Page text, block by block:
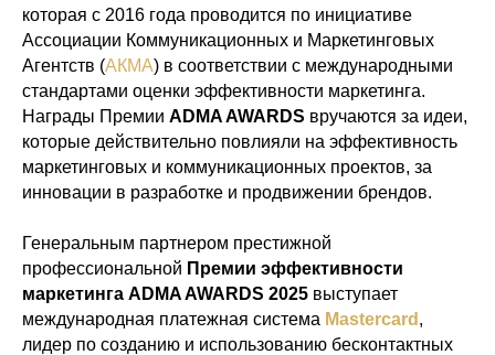
которая с 2016 года проводится по инициативе
Ассоциации Коммуникационных и Маркетинговых
Агентств (АКМА) в соответствии с международными
стандартами оценки эффективности маркетинга.
Награды Премии ADMA AWARDS вручаются за идеи,
которые действительно повлияли на эффективность
маркетинговых и коммуникационных проектов, за
инновации в разработке и продвижении брендов.
Генеральным партнером престижной
профессиональной Премии эффективности
маркетинга ADMA AWARDS 2025 выступает
международная платежная система Mastercard ,
лидер по созданию и использованию бесконтактных